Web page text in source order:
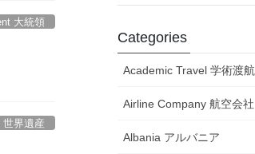
大統領
世界遺産
Categories
Academic Travel 学術渡航
Airline Company 航空会社
Albania アルバニア